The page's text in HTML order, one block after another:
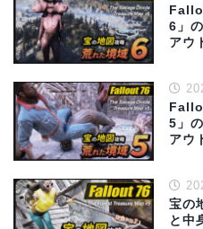
6」
アウ
5」
アウ
宝の
と中